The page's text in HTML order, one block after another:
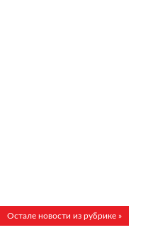
Остале новости из рубрике »